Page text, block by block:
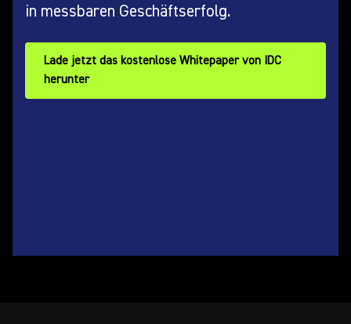
in messbaren Geschäftserfolg.
Lade jetzt das kostenlose Whitepaper von IDC
herunter